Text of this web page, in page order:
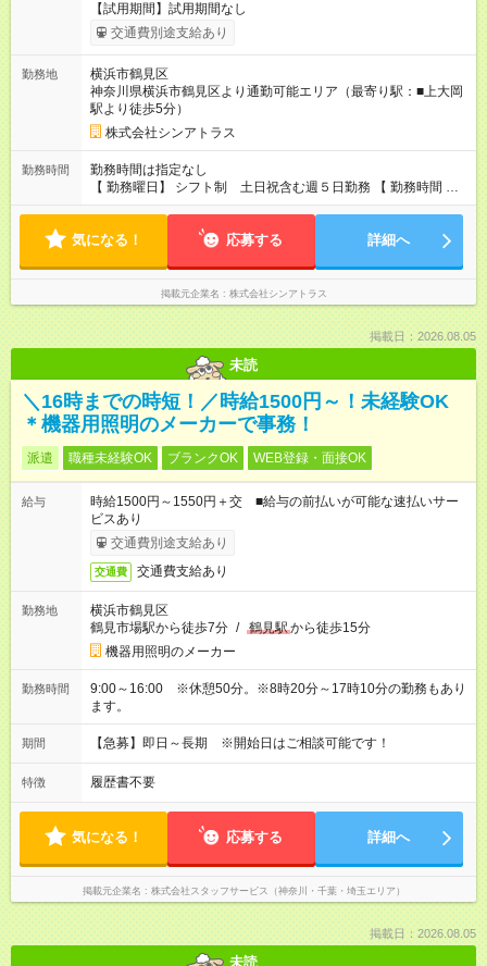
【試用期間】試用期間なし
交通費別途支給あり
勤務地
横浜市鶴見区
神奈川県横浜市鶴見区より通勤可能エリア（最寄り駅：■上大岡
駅より徒歩5分）
株式会社シンアトラス
勤務時間
勤務時間は指定なし
【 勤務曜日】 シフト制 土日祝含む週５日勤務 【 勤務時間 】
・ 9：00～20：00（実働8h／休憩１h） ※残業ほとんどありま
気になる！ 応募する 詳細へ
掲載元企業名 株式会社シンアトラス
掲載日：2026.08.05
未読
＼16時までの時短！／時給1500円～！未経験OK
＊機器用照明のメーカーで事務！
派遣 職種未経験OK ブランクOK WEB登録・面接OK
給与
時給1500円～1550円＋交 ■給与の前払いが可能な速払いサー
ビスあり
交通費別途支給あり
交通費 交通費支給あり
勤務地
横浜市鶴見区
鶴見市場駅から徒歩7分 / 鶴見駅から徒歩15分
機器用照明のメーカー
勤務時間
9:00～16:00 ※休憩50分。※8時20分～17時10分の勤務もあり
ます。
期間 【急募】即日～長期 ※開始日はご相談可能です！
特徴 履歴書不要
気になる！ 応募する 詳細へ
掲載元企業名 株式会社スタッフサービス（神奈川・千葉・埼玉エリア）
掲載日：2026.08.05
未読